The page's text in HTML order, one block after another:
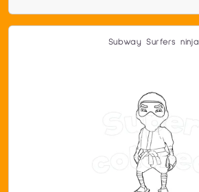
Subway Surfers ninja